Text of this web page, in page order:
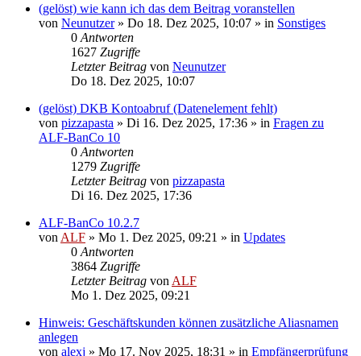
(gelöst) wie kann ich das dem Beitrag voranstellen
von Neunutzer» Do 18. Dez 2025, 10:07 » in Sonstiges
0 Antworten
1627 Zugriffe
Letzter Beitrag von Neunutzer
Do 18. Dez 2025, 10:07
(gelöst) DKB Kontoabruf (Datenelement fehlt)
von pizzapasta » Di 16. Dez 2025, 17:36 » in Fragen zu
ALF-BanCo 10
0 Antworten
1279 Zugriffe
Letzter Beitrag von pizzapasta
Di 16. Dez 2025, 17:36
ALF-BanCo 10.2.7
von ALF » Mo 1. Dez 2025, 09:21 » in Updates
0 Antworten
3864 Zugriffe
Letzter Beitrag von ALF
Mo 1. Dez 2025, 09:21
Hinweis: Geschäftskunden können zusätzliche Aliasnamen
anlegen
von alexj » Mo 17. Nov 2025, 18:31 » in Empfängerprüfung